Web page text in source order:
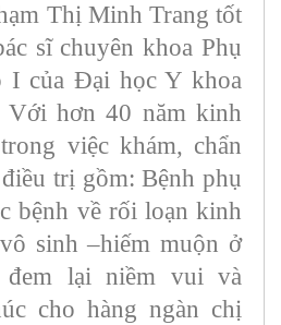
Thị Minh Trang tốt
sĩ chuyên khoa Phụ
I của Đại học Y khoa
Với hơn 40 năm kinh
việc khám, chẩn
trị gồm: Bệnh phụ
bệnh về rối loạn kinh
sinh –hiếm muộn ở
lại niềm vui và
cho hàng ngàn chị